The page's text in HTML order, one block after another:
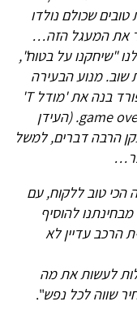
שכולם נולדו
את המעגל הזה…
כולנו "שיחקנו על בטוח",
שוב. מנוע הבעירה
ניצח את ההנעה החשמלית כאשר הנרי פורד בנה את 'מודל T'
וכאשר מצאו נפט בטקסס, ומאז זה היה game over. (העידן
הרבה דברים, למשל
הכי טוב ללקוח, עם
להוסיף
הרכב עדיין לא
לעשות את מה
שווה לכל נפש".